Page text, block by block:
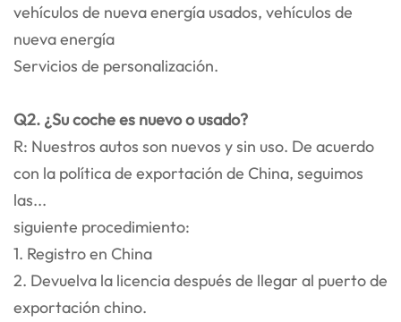
vehículos de nueva energía usados, vehículos de
nueva energía
Servicios de personalización.
Q2. ¿Su coche es nuevo o usado?
R: Nuestros autos son nuevos y sin uso. De acuerdo
con la política de exportación de China, seguimos
las...
siguiente procedimiento:
1. Registro en China
2. Devuelva la licencia después de llegar al puerto de
exportación chino.